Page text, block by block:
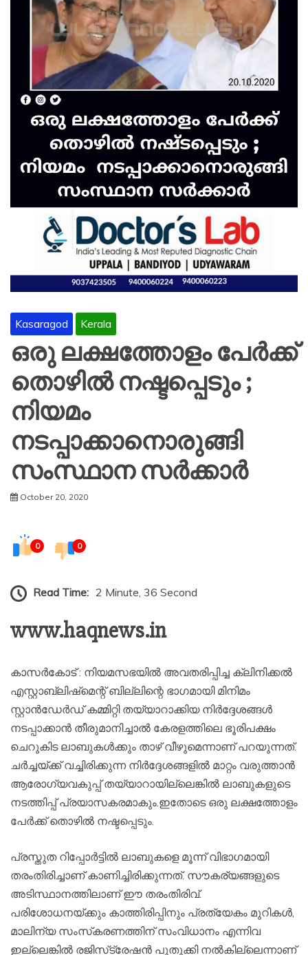
Kasaragod Kerala
ഒരു ലക്ഷത്തോളം പേർക്ക്
തൊഴിൽ നഷ്ടപ്പെടും ;
നിയമം
നടപ്പാക്കാനൊരുങ്ങി
സംസ്ഥാന സർക്കാർ
October 20, 2020
0 0
Read Time: 2 Minute, 36 Second
www.haqnews.in
കാസര്‍കോട് : നിയമസഭയില്‍ അവതരിപ്പിച്ച ക്ലിനിക്കല്‍
എസ്റ്റാബ്ലിഷ്‌മെന്റ് ബില്ലിന്റെ ഭാഗമായി മിനിമം
സ്റ്റാന്‍ഡേര്‍ഡ് കമ്മിറ്റി തയ്യാറാക്കിയ നിര്‍ദ്ദേശങ്ങള്‍
നടപ്പാക്കാന്‍ തീരുമാനിച്ചാല്‍ കേരളത്തിലെ ഭൂരിപക്ഷം
ചെറുകിട ലാബുകള്‍ക്കും താഴ് വീഴുമെന്നാണ് പറയുന്നത്.
ചര്‍ച്ചയ്ക്ക് വച്ചിരിക്കുന്ന നിര്‍ദ്ദേശങ്ങളില്‍ മാറ്റം വരുത്താന്‍
ആരോഗ്യവകുപ്പ് തയ്യാറായില്ലെങ്കില്‍ ലാബുകളുടെ
നടത്തിപ്പ് പ്രയാസകരമാകും.ഇതോടെ ഒരു ലക്ഷത്തോളം
പേര്‍ക്ക് തൊഴില്‍ നഷ്ടപ്പെടും.
പ്രസ്തുത റിപ്പോര്‍ട്ടില്‍ ലാബുകളെ മൂന്ന് വിഭാഗമായി
തരംതിരിച്ചാണ് കാണിച്ചിരിക്കുന്നത്. സൗകര്യങ്ങളുടെ
അടിസ്ഥാനത്തിലാണ് ഈ തരംതിരിവ്.
പരിശോധനയ്ക്കും കാത്തിരിപ്പിനും പ്രത്യേകം മുറികള്‍,
മാലിന്യ സംസ്‌കരണത്തിന് സംവിധാനം എന്നിവ
ഇല്ലെങ്കില്‍ രജിസ്‌ട്രേഷന്‍ പുതുക്കി നല്‍കില്ലെന്നാണ്